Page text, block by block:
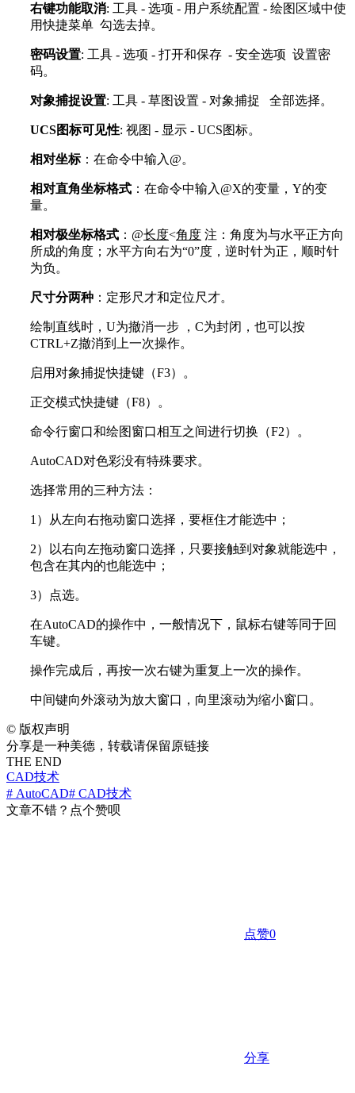
右键功能取消: 工具 - 选项 - 用户系统配置 - 绘图区域中使
用快捷菜单 勾选去掉。
密码设置: 工具 - 选项 - 打开和保存 - 安全选项 设置密
码。
对象捕捉设置: 工具 - 草图设置 - 对象捕捉 全部选择。
UCS图标可见性: 视图 - 显示 - UCS图标。
相对坐标：在命令中输入@。
相对直角坐标格式 ：在命令中输入@X的变量，Y的变
量。
相对极坐标格式 ：@长度<角度 注：角度为与水平正方向
所成的角度；水平方向右为“0”度，逆时针为正，顺时针
为负。
尺寸分两种 ：定形尺才和定位尺才。
绘制直线时，U为撤消一步 ，C为封闭，也可以按
CTRL+Z撤消到上一次操作。
启用对象捕捉快捷键（F3）。
正交模式快捷键（F8）。
命令行窗口和绘图窗口相互之间进行切换（F2）。
AutoCAD对色彩没有特殊要求。
选择常用的三种方法：
1）从左向右拖动窗口选择，要框住才能选中；
2）以右向左拖动窗口选择，只要接触到对象就能选中，
包含在其内的也能选中；
3）点选。
在AutoCAD的操作中，一般情况下，鼠标右键等同于回
车键。
操作完成后，再按一次右键为重复上一次的操作。
中间键向外滚动为放大窗口，向里滚动为缩小窗口。
© 版权声明
分享是一种美德，转载请保留原链接
THE END
CAD技术
# AutoCAD# CAD技术
文章不错？点个赞呗
点赞0
分享